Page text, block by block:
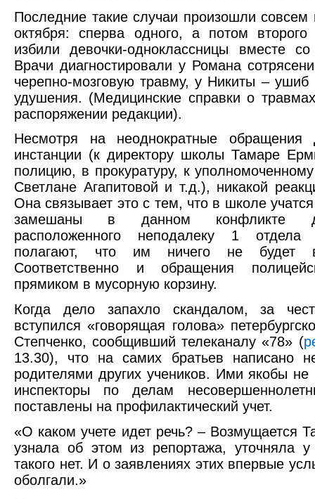
Последние такие случаи произошли
октября: сперва одного, а потом второго
избили девочки-одноклассницы вместе со
Врачи диагностировали у Романа
черепно-мозговую травму, у Никиты – ушиб
удушения. (Медицинские справки о
распоряжении редакции).
Несмотря на неоднократные
инстанции (к директору школы Тамаре
полицию, в прокуратуру, к
Светлане Агапитовой и т.д.), никакой
Она связывает это с тем, что в школе
замешаны в данном конфликте
расположенного неподалеку 1 отдела
полагают, что им ничего не будет
Соответственно и обращения
прямиком в мусорную корзину.
Когда дело запахло скандалом, за
вступился «говорящая голова»
Степченко, сообщивший телеканалу «78» (
13.30), что на самих братьев написано
родителями других учеников. Ими якобы не
инспекторы по делам
поставлены на профилактический учет.
«О каком учете идет речь? – Возмущается
узнала об этом из репортажа, уточняла у
такого нет. И о заявлениях этих впервые
оболгали.»